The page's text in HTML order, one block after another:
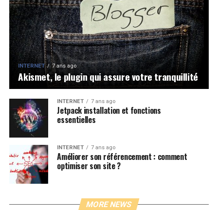
INTERNET 7 ans ago
Akismet, le plugin qui assure votre tranquillité
INTERNET 7 ans ago
Jetpack installation et fonctions
essentielles
INTERNET 7 ans ago
Améliorer son référencement : comment
optimiser son site ?
MORE NEWS